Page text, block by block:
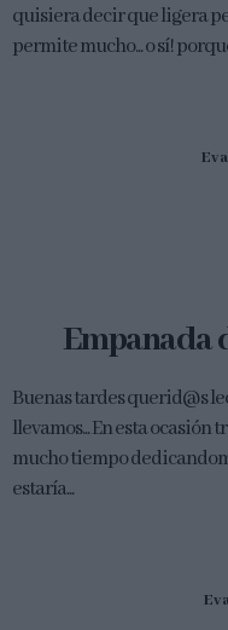
quisiera decir que ligera
permite mucho... o sí!
Eva
Empanada
Buenas tardes querid@s
llevamos... En esta ocasión
mucho tiempo
estaría...